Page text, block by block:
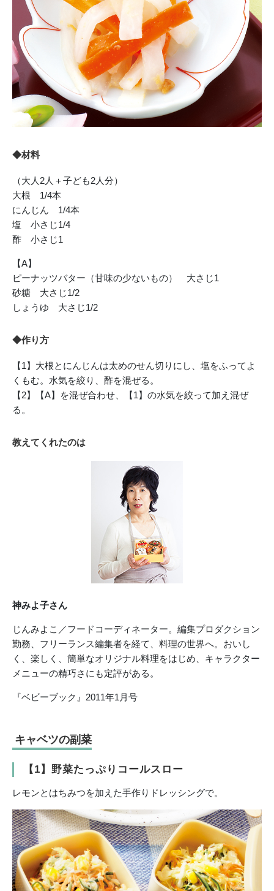
◆材料
（大人2人＋子ども2人分）
大根 1/4本
にんじん 1/4本
塩 小さじ1/4
酢 小さじ1
【A】
ピーナッツバター（甘味の少ないもの） 大さじ1
砂糖 大さじ1/2
しょうゆ 大さじ1/2
◆作り方
【1】大根とにんじんは太めのせん切りにし、塩をふってよ
くもむ。水気を絞り、酢を混ぜる。
【2】【A】を混ぜ合わせ、【1】の水気を絞って加え混ぜ
る。
教えてくれたのは
神みよ子さん
じんみよこ／フードコーディネーター。編集プロダクション
勤務、フリーランス編集者を経て、料理の世界へ。おいし
く、楽しく、簡単なオリジナル料理をはじめ、キャラクター
メニューの精巧さにも定評がある。
『ベビーブック』2011年1月号
キャベツの副菜
【1】野菜たっぷりコールスロー
レモンとはちみつを加えた手作りドレッシングで。